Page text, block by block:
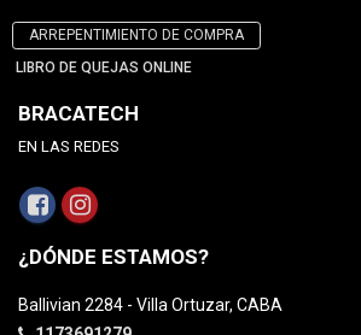
ARREPENTIMIENTO DE COMPRA
LIBRO DE QUEJAS ONLINE
BRACATECH
EN LAS REDES
¿DÓNDE ESTAMOS?
Ballivian 2284 - Villa Ortuzar, CABA